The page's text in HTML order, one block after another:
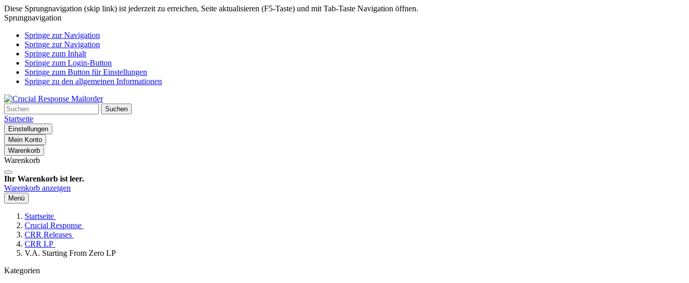
Diese Sprungnavigation (skip link) ist jederzeit zu erreichen, Seite aktualisieren (F5-Taste) und mit Tab-Taste Navigation öffnen.
Sprungnavigation
Springe zur Navigation
Springe zur Navigation
Springe zum Inhalt
Springe zum Login-Button
Springe zum Button für Einstellungen
Springe zu den allgemeinen Informationen
Suchen
Startseite
Einstellungen
Mein Konto
Warenkorb
Warenkorb
Ihr Warenkorb ist leer.
Warenkorb anzeigen
Menü
Startseite
Crucial Response
CRR Releases
CRR LP
V.A. Starting From Zero LP
Kategorien